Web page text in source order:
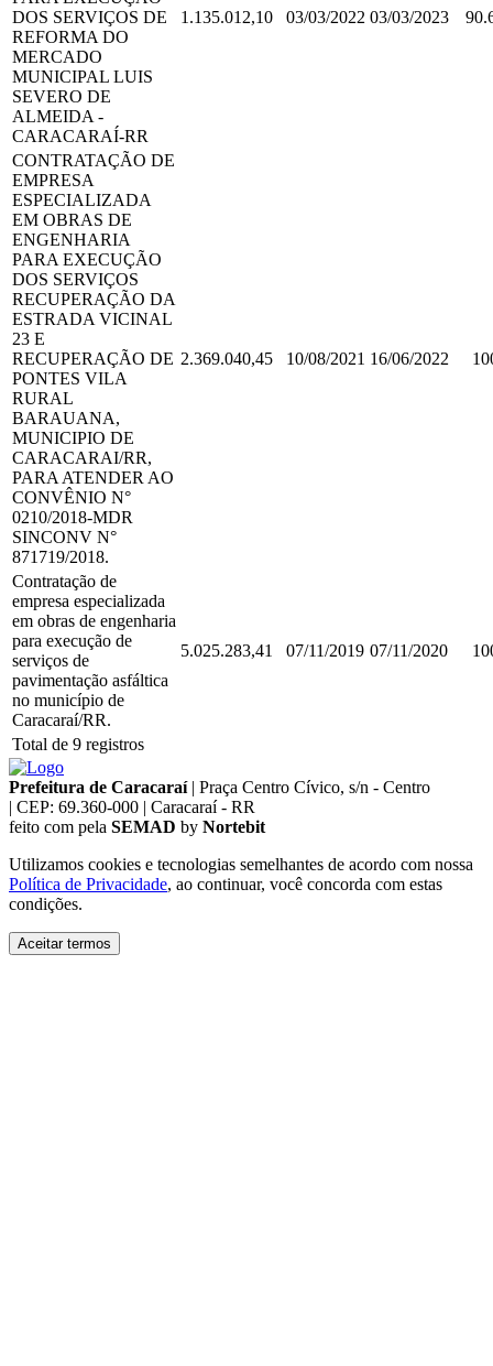
DOS SERVIÇOS DE
REFORMA DO
MERCADO
MUNICIPAL LUIS
SEVERO DE
ALMEIDA -
CARACARAÍ-RR
1.135.012,10 03/03/2022 03/03/2023
CONTRATAÇÃO DE
EMPRESA
ESPECIALIZADA
EM OBRAS DE
ENGENHARIA
PARA EXECUÇÃO
DOS SERVIÇOS
RECUPERAÇÃO DA
ESTRADA VICINAL
23 E
RECUPERAÇÃO DE
PONTES VILA
RURAL
BARAUANA,
MUNICIPIO DE
CARACARAI/RR,
PARA ATENDER AO
CONVÊNIO N°
0210/2018-MDR
SINCONV N°
871719/2018.
2.369.040,45 10/08/2021 16/06/2022
Contratação de
empresa especializada
em obras de engenharia
para execução de
serviços de
pavimentação asfáltica
no município de
Caracaraí/RR.
5.025.283,41 07/11/2019 07/11/2020
Total de 9 registros
Prefeitura de Caracaraí | Praça Centro Cívico, s/n - Centro
| CEP: 69.360-000 | Caracaraí - RR
feito com pela SEMAD by Nortebit
Utilizamos cookies e tecnologias semelhantes de acordo com nossa
Política de Privacidade, ao continuar, você concorda com estas
condições.
Aceitar termos